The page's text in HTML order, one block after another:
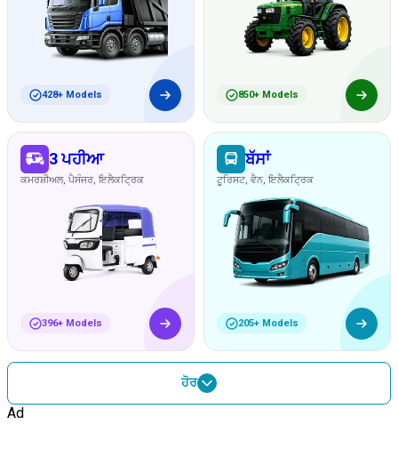
428+ Models 850+ Models
3 ਪਹੀਆ
ਕਮਰਸ਼ੀਅਲ, ਪੈਸੰਜਰ, ਇਲੈਕਟ੍ਰਿਕ
396+ Models
ਬੱਸਾਂ
ਟੂਰਿਸਟ, ਵੈਨ, ਇਲੈਕਟ੍ਰਿਕ
205+ Models
ਹੋਰ
Ad